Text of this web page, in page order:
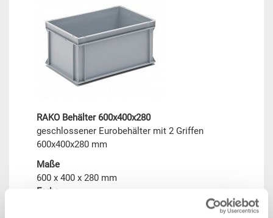
RAKO Behälter 600x400x280
geschlossener Eurobehälter mit 2 Griffen
600x400x280 mm
Maße
600 x 400 x 280 mm
Farbe